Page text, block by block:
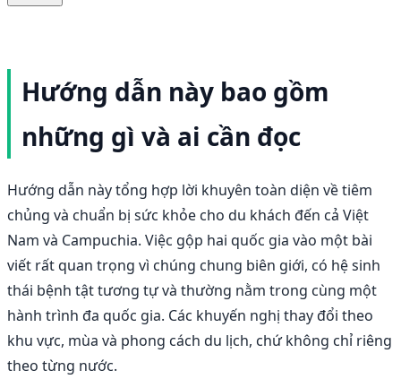
Hướng dẫn này bao gồm
những gì và ai cần đọc
Hướng dẫn này tổng hợp lời khuyên toàn diện về tiêm
chủng và chuẩn bị sức khỏe cho du khách đến cả Việt
Nam và Campuchia. Việc gộp hai quốc gia vào một bài
viết rất quan trọng vì chúng chung biên giới, có hệ sinh
thái bệnh tật tương tự và thường nằm trong cùng một
hành trình đa quốc gia. Các khuyến nghị thay đổi theo
khu vực, mùa và phong cách du lịch, chứ không chỉ riêng
theo từng nước.